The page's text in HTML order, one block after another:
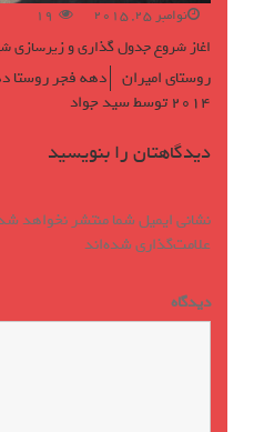
نوامبر 25, 2015 19
اغاز شروع جدول گذاری و زیرسازی
روستای امیران دهه فجر روستا
2014 توسطسید جواد
دیدگاهتان را بنویسید
نشانی ایمیل شما منتشر نخواهد
علامت‌گذاری شده‌اند
دیدگاه